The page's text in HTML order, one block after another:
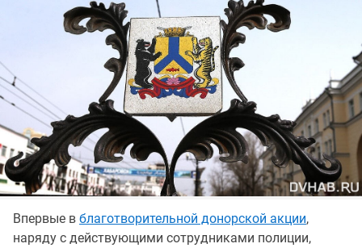
Впервые в благотворительной донорской акции,
наряду с действующими сотрудниками полиции,